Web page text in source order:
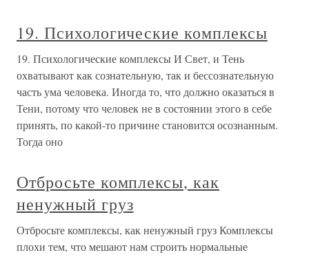
19. Психологические комплексы
19. Психологические комплексы И Свет, и Тень
охватывают как сознательную, так и бессознательную
часть ума человека. Иногда то, что должно оказаться в
Тени, потому что человек не в состоянии этого в себе
принять, по какой-то причине становится осознанным.
Тогда оно
Отбросьте комплексы, как
ненужный груз
Отбросьте комплексы, как ненужный груз Комплексы
плохи тем, что мешают нам строить нормальные